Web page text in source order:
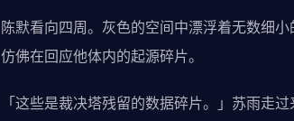
陈默看向四周。灰色的空间中漂浮着无数细
仿佛在回应他体内的起源碎片。
「这些是裁决塔残留的数据碎片。」苏雨走